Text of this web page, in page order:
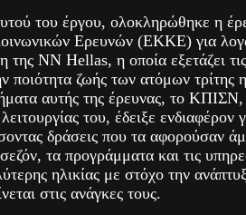
του έργου, ολοκληρώθηκε η
Ερευνών (ΕΚΚΕ) για
της NN Hellas, η οποία εξετάζει
ποιότητα ζωής των ατόμων τρίτης
αυτής της έρευνας, το ΚΠΙΣΝ,
του, έδειξε ενδιαφέρον
δράσεις που τα αφορούσαν
τα προγράμματα και τις
ηλικίας με στόχο την
στις ανάγκες τους.